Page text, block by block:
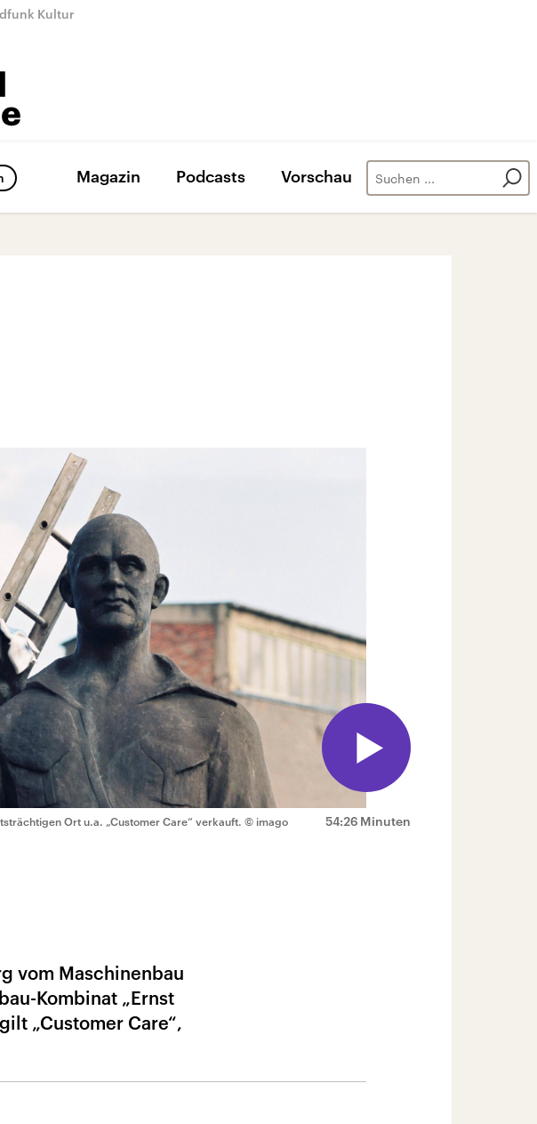
Kultur
Magazin Podcasts Vorschau
54:26 Minuten
Ort u.a. „Customer Care“ verkauft. © imago
vom Maschinenbau
Kombinat „Ernst
„Customer Care“,